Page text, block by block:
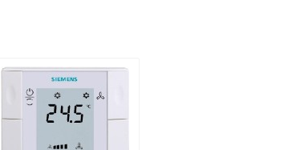
с решеткой
GRILL.SGWL-16-
2000 орех.
42 755
Конвектор
решеткой